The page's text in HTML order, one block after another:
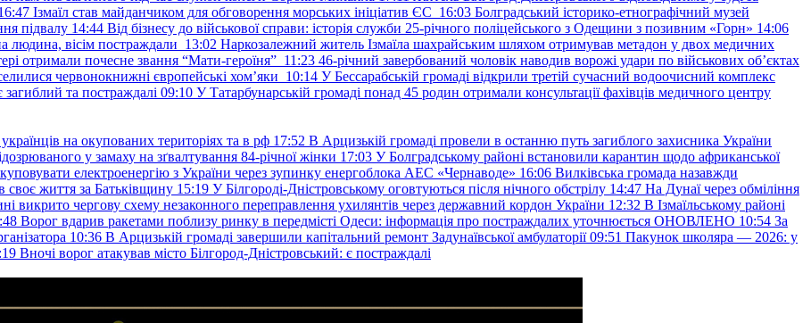
Ізмаїл став майданчиком для обговорення морських ініціатив ЄС 16:03 Болградський історико-етнографічний музей
підвалу 14:44 Від бізнесу до військової справи: історія служби 25-річного поліцейського з Одещини з позивним «Горн» 14:06
людина, вісім постраждали 13:02 Наркозалежний житель Ізмаїла шахрайським шляхом отримував метадон у двох медичних
отримали почесне звання “Мати-героїня” 11:23 46-річний завербований чоловік наводив ворожі удари по військових обʼєктах
червонокнижні європейські хом’яки 10:14 У Бессарабській громаді відкрили третій сучасний водоочисний комплекс
та постраждалі 09:10 У Татарбунарській громаді понад 45 родин отримали консультації фахівців медичного центру
на окупованих територіях та в рф 17:52 В Арцизькій громаді провели в останню путь загиблого захисника України
у замаху на зґвалтування 84-річної жінки 17:03 У Болградському районі встановили карантин щодо африканської
електроенергію з України через зупинку енергоблока АЕС «Чернаводе» 16:06 Вилківська громада назавжди
своє життя за Батьківщину 15:19 У Білгороді-Дністровському оговтуються після нічного обстрілу 14:47 На Дунаї через обміління
викрито чергову схему незаконного переправлення ухилянтів через державний кордон України 12:32 В Ізмаїльському районі
Ворог вдарив ракетами поблизу ринку в передмісті Одеси: інформація про постраждалих уточнюється ОНОВЛЕНО 10:54 За
10:36 В Арцизькій громаді завершили капітальний ремонт Задунаївської амбулаторії 09:51 Пакунок школяра — 2026: у
Вночі ворог атакував місто Білгород-Дністровський: є постраждалі